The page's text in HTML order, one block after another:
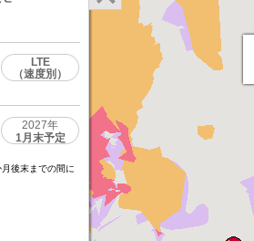
LTE
（速度別）
2027年
1月末予定
後末までの間に